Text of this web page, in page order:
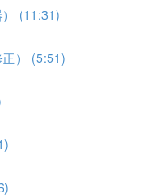
(11:31)
） (5:51)